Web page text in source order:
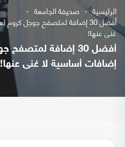
الرئيسية صحيفة الجامعة
غنى عنها!
إضافات أساسية لا غنى عنها!